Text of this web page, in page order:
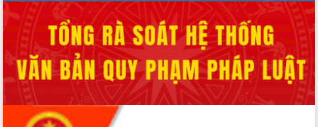
liệu và Bản đồ số
Tập huấn ứng dụng trí tuệ nhân tạo (AI)
trong thương mại điện tử năm 2026
Đoàn đại biểu Quốc hội tỉnh Đắk Lắk
trao đổi thông tin trước Kỳ họp thứ
nhất, Quốc hội khóa XVI
Quyết liệt cải cách hành chính, khơi
thông nguồn lực phát triển